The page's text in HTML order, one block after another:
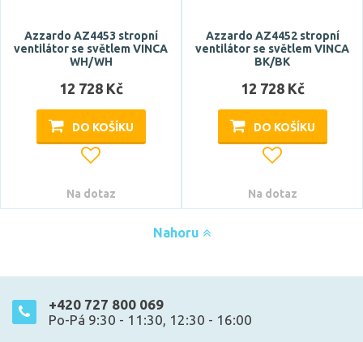
Azzardo AZ4453 stropní
ventilátor se světlem VINCA
WH/WH
12 728 Kč
DO KOŠÍKU
Na dotaz
Azzardo AZ4452 stropní
ventilátor se světlem VINCA
BK/BK
12 728 Kč
DO KOŠÍKU
Na dotaz
Nahoru
+420 727 800 069
Po-Pá 9:30 - 11:30, 12:30 - 16:00